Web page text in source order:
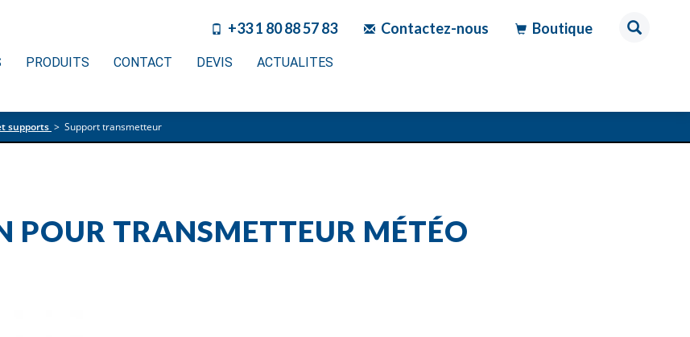
+33 1 80 88 57 83 Contactez-nous Boutique
PRODUITS CONTACT DEVIS ACTUALITES
supports > Support transmetteur
POUR TRANSMETTEUR MÉTÉO